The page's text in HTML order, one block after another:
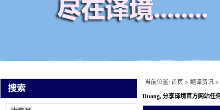
搜索
当前位置: 首页 > 翻译资讯 >
Duang, 分享译境官方网站任